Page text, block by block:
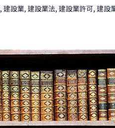
, 建設業, 建設業法, 建設業許可, 建設